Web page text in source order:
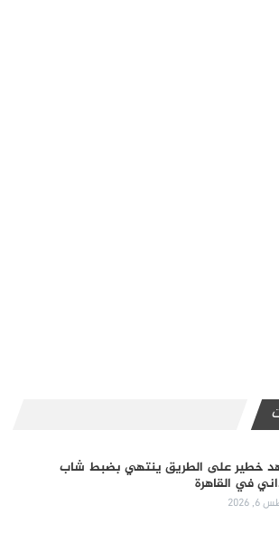
خطير على الطريق ينتهي بضبط شاب
في القاهرة
2026